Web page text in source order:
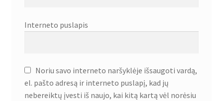
Interneto puslapis
Noriu savo interneto naršyklėje išsaugoti vardą,
el. pašto adresą ir interneto puslapį, kad jų
nebereiktų įvesti iš naujo, kai kitą kartą vėl norėsiu